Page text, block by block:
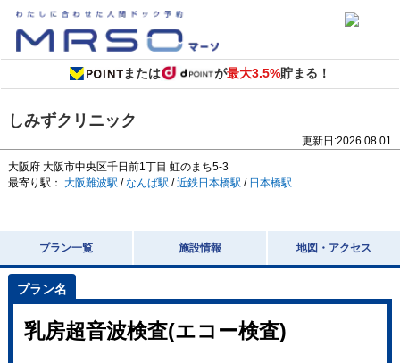
または が最大3.5%貯まる！
しみずクリニック
更新日:2026.08.01
大阪府 大阪市中央区千日前1丁目 虹のまち5-3
最寄り駅： 大阪難波駅 /なんば駅 /近鉄日本橋駅 / 日本橋駅
プラン一覧 施設情報 地図・アクセス
乳房超音波検査(エコー検査)